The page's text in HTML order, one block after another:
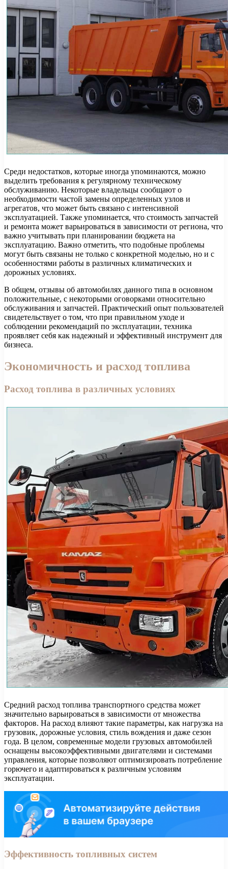
Среди недостатков, которые иногда упоминаются, можно
выделить требования к регулярному техническому
обслуживанию. Некоторые владельцы сообщают о
необходимости частой замены определенных узлов и
агрегатов, что может быть связано с интенсивной
эксплуатацией. Также упоминается, что стоимость запчастей
и ремонта может варьироваться в зависимости от региона, что
важно учитывать при планировании бюджета на
эксплуатацию. Важно отметить, что подобные проблемы
могут быть связаны не только с конкретной моделью, но и с
особенностями работы в различных климатических и
дорожных условиях.
В общем, отзывы об автомобилях данного типа в основном
положительные, с некоторыми оговорками относительно
обслуживания и запчастей. Практический опыт пользователей
свидетельствует о том, что при правильном уходе и
соблюдении рекомендаций по эксплуатации, техника
проявляет себя как надежный и эффективный инструмент для
бизнеса.
Экономичность и расход топлива
Расход топлива в различных условиях
Средний расход топлива транспортного средства может
значительно варьироваться в зависимости от множества
факторов. На расход влияют такие параметры, как нагрузка на
грузовик, дорожные условия, стиль вождения и даже сезон
года. В целом, современные модели грузовых автомобилей
оснащены высокоэффективными двигателями и системами
управления, которые позволяют оптимизировать потребление
горючего и адаптироваться к различным условиям
эксплуатации.
Эффективность топливных систем